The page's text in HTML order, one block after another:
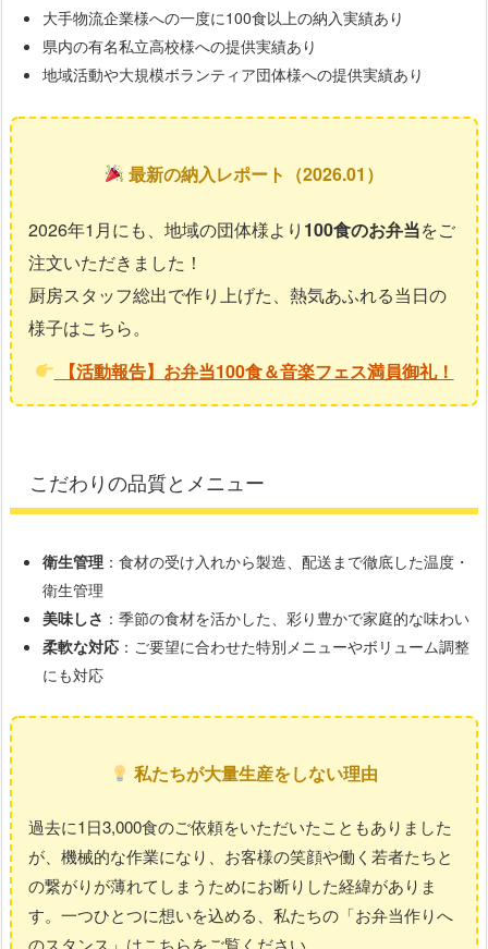
大手物流企業様への一度に100食以上の納入実績あり
県内の有名私立高校様への提供実績あり
地域活動や大規模ボランティア団体様への提供実績あり
最新の納入レポート（2026.01）
2026年1月にも、地域の団体様より 100食のお弁当をご
注文いただきました！
厨房スタッフ総出で作り上げた、熱気あふれる当日の
様子はこちら。
【活動報告】お弁当100食＆音楽フェス満員御礼！
こだわりの品質とメニュー
衛生管理 ：食材の受け入れから製造、配送まで徹底した温度・
衛生管理
美味しさ ：季節の食材を活かした、彩り豊かで家庭的な味わい
柔軟な対応 ：ご要望に合わせた特別メニューやボリューム調整
にも対応
私たちが大量生産をしない理由
過去に1日3,000食のご依頼をいただいたこともありました
が、機械的な作業になり、お客様の笑顔や働く若者たちと
の繋がりが薄れてしまうためにお断りした経緯がありま
す。一つひとつに想いを込める、私たちの「お弁当作りへ
のスタンス」はこちらをご覧ください。